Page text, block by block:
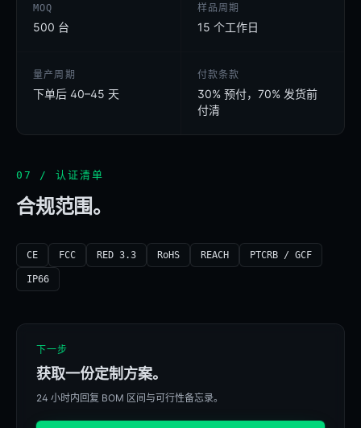
MOQ
500 台
样品周期
15 个工作日
量产周期
下单后 40–45 天
付款条款
30% 预付，70% 发货前
付清
07 / 认证清单
合规范围。
CE FCC RED 3.3 RoHS REACH PTCRB / GCF
IP66
下一步
获取一份定制方案。
24 小时内回复 BOM 区间与可行性备忘录。